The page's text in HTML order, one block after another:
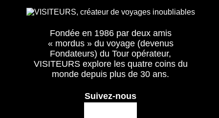
Fondée en 1986 par deux amis
« mordus » du voyage (devenus
Fondateurs) du Tour opérateur,
VISITEURS explore les quatre coins du
monde depuis plus de 30 ans.
Suivez-nous